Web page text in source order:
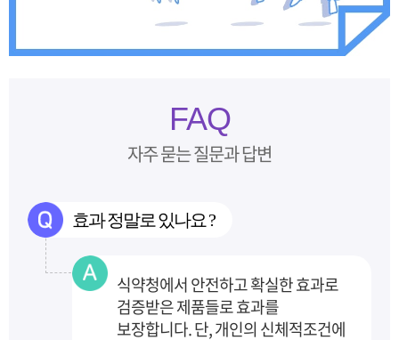
FAQ
자주 묻는 질문과 답변
효과 정말로 있나요 ?
식약청에서 안전하고 확실한 효과로
검증받은 제품들로 효과를
보장합니다.단, 개인의 신체적조건에